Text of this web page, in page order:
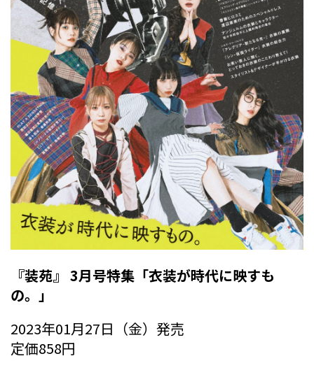
『装苑』 3月号特集「衣装が時代に映すも
の。」
2023年01月27日（金）発売
定価858円